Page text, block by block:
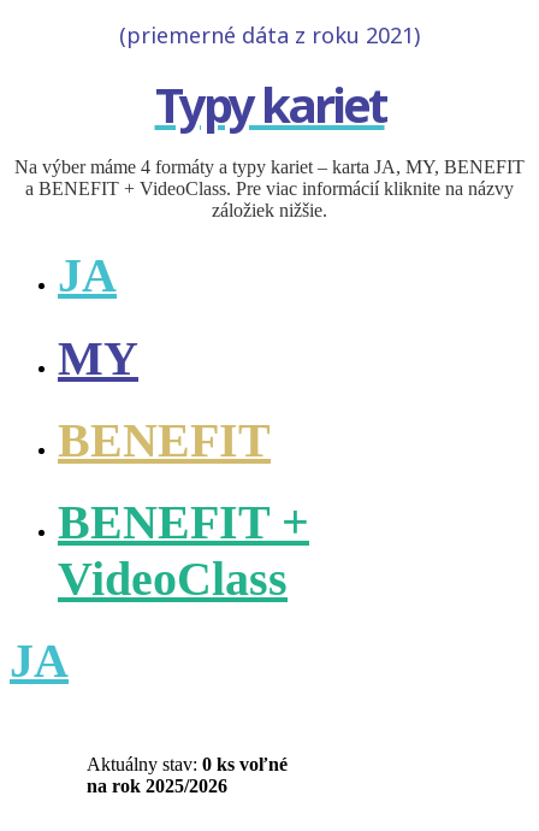
(priemerné dáta z roku 2021)
Typy kariet
Na výber máme 4 formáty a typy kariet – karta JA, MY, BENEFIT
a BENEFIT + VideoClass. Pre viac informácií kliknite na názvy
záložiek nižšie.
JA
MY
BENEFIT
BENEFIT +
VideoClass
JA
Aktuálny stav: 0 ks voľné
na rok 2025/2026